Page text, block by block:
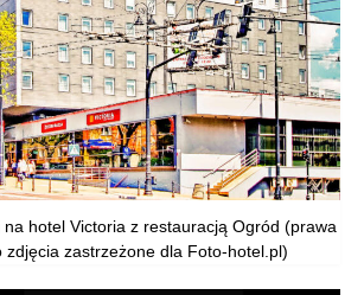
hotel Victoria z restauracją Ogród (prawa
zdjęcia zastrzeżone dla Foto-hotel.pl)